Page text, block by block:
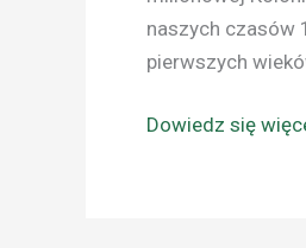
naszych czasów
pierwszych
Dowiedz się